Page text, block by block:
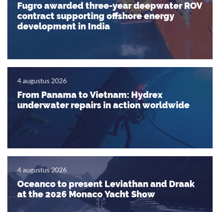
Fugro awarded three-year deepwater ROV
contract supporting offshore energy
development in India
4 augustus 2026
From Panama to Vietnam: Hydrex
underwater repairs in action worldwide
4 augustus 2026
Oceanco to present Leviathan and Draak
at the 2026 Monaco Yacht Show